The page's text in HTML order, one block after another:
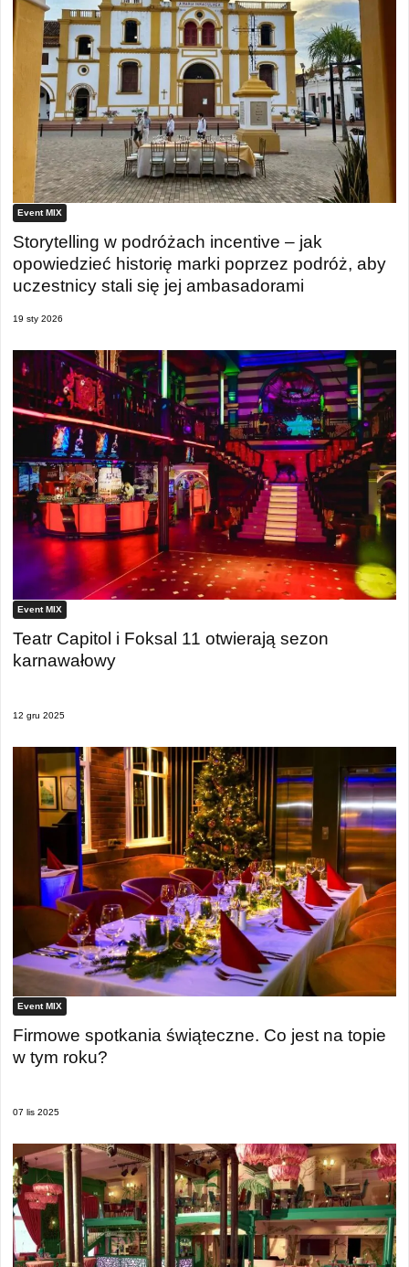
Event MIX
Storytelling w podróżach incentive – jak
opowiedzieć historię marki poprzez podróż, aby
uczestnicy stali się jej ambasadorami
19 sty 2026
Event MIX
Teatr Capitol i Foksal 11 otwierają sezon
karnawałowy
12 gru 2025
Event MIX
Firmowe spotkania świąteczne. Co jest na topie
w tym roku?
07 lis 2025